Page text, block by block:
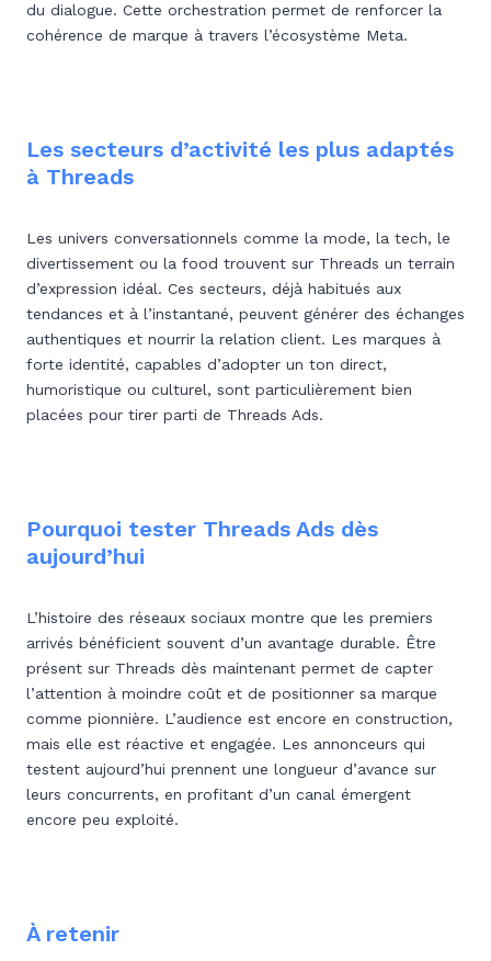
du dialogue. Cette orchestration permet de renforcer la
cohérence de marque à travers l’écosystème Meta.
Les secteurs d’activité les plus adaptés
à Threads
Les univers conversationnels comme la mode, la tech, le
divertissement ou la food trouvent sur Threads un terrain
d’expression idéal. Ces secteurs, déjà habitués aux
tendances et à l’instantané, peuvent générer des échanges
authentiques et nourrir la relation client. Les marques à
forte identité, capables d’adopter un ton direct,
humoristique ou culturel, sont particulièrement bien
placées pour tirer parti de Threads Ads.
Pourquoi tester Threads Ads dès
aujourd’hui
L’histoire des réseaux sociaux montre que les premiers
arrivés bénéficient souvent d’un avantage durable. Être
présent sur Threads dès maintenant permet de capter
l’attention à moindre coût et de positionner sa marque
comme pionnière. L’audience est encore en construction,
mais elle est réactive et engagée. Les annonceurs qui
testent aujourd’hui prennent une longueur d’avance sur
leurs concurrents, en profitant d’un canal émergent
encore peu exploité.
À retenir